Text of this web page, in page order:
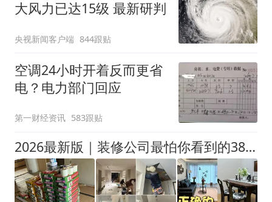
大风力已达15级 最新研判
央视新闻客户端 844跟贴
空调24小时开着反而更省
电？电力部门回应
第一财经资讯 583跟贴
2026最新版｜装修公司最怕你看到的38步流程表！